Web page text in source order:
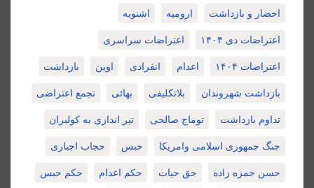
احضار و بازداشت ارومیه اشنویه
اعتراضات دی ۱۴۰۴ اعتراضات سراسری
اعتراضات ۱۴۰۴ اعدام انفرادی اوین بازداشت
بازداشت شهروندان بلاتکلیفی بهائی تجمع اعتراضی
تداوم بازداشت توماج صالحی تیر اندازی به کولبران
جنگ جمهوری اسلامی وامریکا حبس حجاب اجباری
حسن حمزه زاده حق حیات حکم اعدام حکم حبس